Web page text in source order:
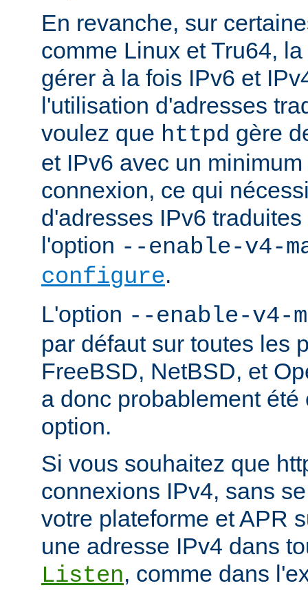
En revanche, sur
comme Linux et Tru64, la
gérer à la fois IPv6 et
l'utilisation d'adresses
voulez que httpd gère
et IPv6 avec un
connexion, ce qui
d'adresses IPv6
l'option --enable-v4-
configure.
L'option --enable-v4-
par défaut sur toutes les
FreeBSD, NetBSD, et
a donc probablement
option.
Si vous souhaitez que
connexions IPv4, sans
votre plateforme et APR
une adresse IPv4 dans
Listen, comme dans